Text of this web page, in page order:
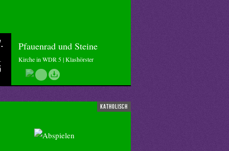
Pfauenrad und Steine
Kirche in WDR 5 | Klashörster
katholisch